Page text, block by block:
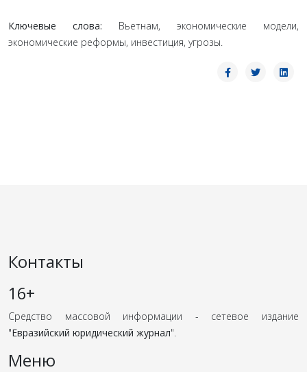
Ключевые слова: Вьетнам, экономические модели,
экономические реформы, инвестиция, угрозы.
Контакты
16+
Средство массовой информации - сетевое издание
"Евразийский юридический журнал".
Меню